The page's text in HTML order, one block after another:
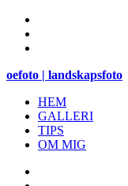
oefoto | landskapsfoto
HEM
GALLERI
TIPS
OM MIG